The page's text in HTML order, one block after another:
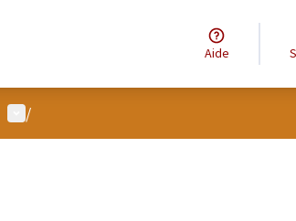
Aide
Menu utilisateur
/